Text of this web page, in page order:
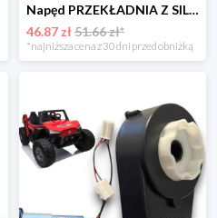
Napęd PRZEKŁADNIA Z SILNIKIEM 12V/25000rpm/45W do pojazdów na akumulator
46.87 zł51.66 zł*
*najniższa cena z 30 dni przed obniżką